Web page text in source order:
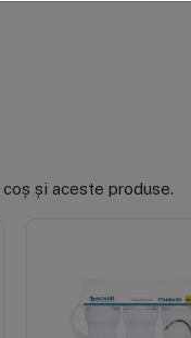
și aceste produse.